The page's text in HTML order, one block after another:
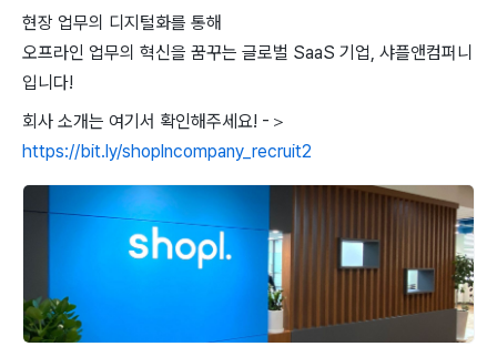
현장 업무의 디지털화를 통해
오프라인 업무의 혁신을 꿈꾸는 글로벌 SaaS 기업, 샤플앤컴퍼니
입니다!
회사 소개는 여기서 확인해주세요! -＞
https://bit.ly/shoplncompany_recruit2